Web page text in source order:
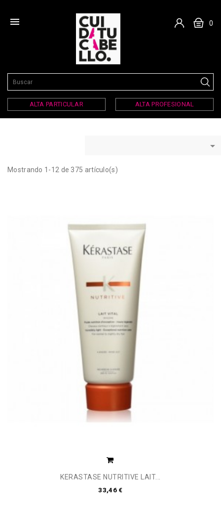
 0
ALTA PARTICULAR ALTA PROFESIONAL

Mostrando 1-12 de 375 artículo(s)
KERASTASE NUTRITIVE LAIT...
33,46 €